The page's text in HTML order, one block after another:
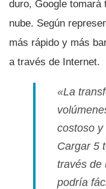
duro, Google tomará
nube. Según
más rápido y más
a través de Internet.
«La
costoso y
Cargar 5
través de
podrí­a